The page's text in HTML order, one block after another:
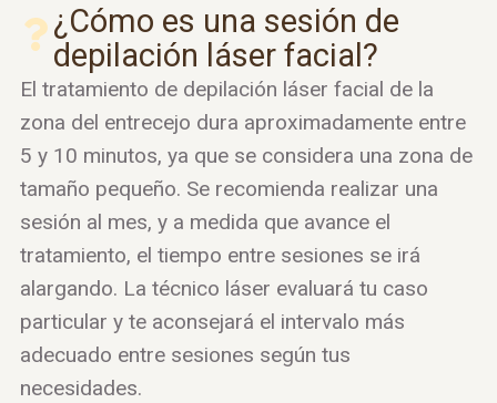
¿Cómo es una sesión de
depilación láser facial?
El tratamiento de depilación láser facial de la
zona del entrecejo dura aproximadamente entre
5 y 10 minutos, ya que se considera una zona de
tamaño pequeño. Se recomienda realizar una
sesión al mes, y a medida que avance el
tratamiento, el tiempo entre sesiones se irá
alargando. La técnico láser evaluará tu caso
particular y te aconsejará el intervalo más
adecuado entre sesiones según tus
necesidades.